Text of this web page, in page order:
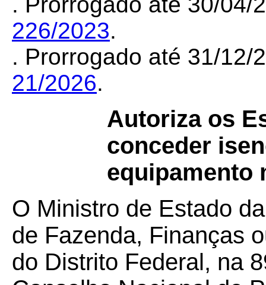
226/2023.
. Prorrogado até 31/12/
21/2026.
Autoriza os
conceder
equipamento
O Ministro de Estado
de Fazenda, Finanças
do Distrito Federal, na